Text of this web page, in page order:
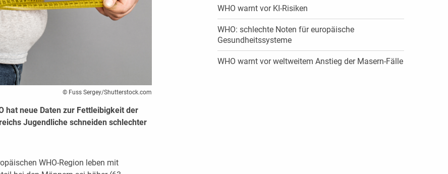
© Fuss Sergey/Shutterstock.com
hat neue Daten zur Fettleibigkeit der
Jugendliche schneiden schlechter
WHO-Region leben mit
WHO warnt vor KI-Risiken
WHO: schlechte Noten für europäische
Gesundheitssysteme
WHO warnt vor weltweitem Anstieg der Masern-Fälle